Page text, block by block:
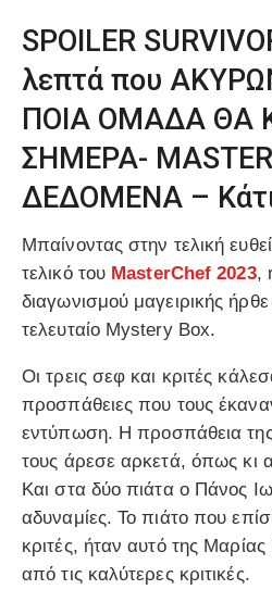
SPOILER
λεπτά που
ΠΟΙΑ ΟΜΑΔΑ ΘΑ
ΣΗΜΕΡΑ-
ΔΕΔΟΜΕΝΑ –
Μπαίνοντας στην τελική
τελικό του MasterChef 2023,
διαγωνισμού μαγειρικής
τελευταίο Mystery Box.
Οι τρεις σεφ και κριτές
προσπάθειες που τους
εντύπωση. Η προσπάθεια
τους άρεσε αρκετά, όπως κι
Και στα δύο πιάτα ο Πάνος
αδυναμίες. Το πιάτο που
κριτές, ήταν αυτό της
από τις καλύτερες κριτικές.